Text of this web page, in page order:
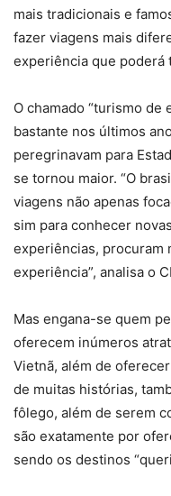
mais tradicionais e
fazer viagens mais
experiência que poderá
O chamado “turismo de
bastante nos últimos
peregrinavam para
se tornou maior. “O
viagens não apenas
sim para conhecer
experiências, procuram
experiência”, analisa o
Mas engana-se quem
oferecem inúmeros
Vietnã, além de
de muitas histórias,
fôlego, além de serem
são exatamente por
sendo os destinos